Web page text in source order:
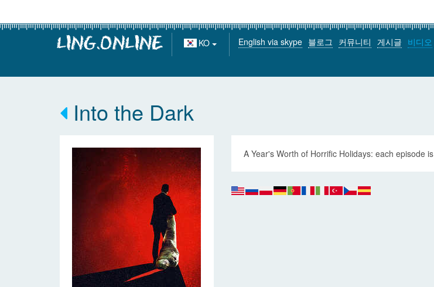
KO English via skype 블로그 커뮤니티 게시글 비디오
Into the Dark
A Year's Worth of Horrific Holidays: each episode